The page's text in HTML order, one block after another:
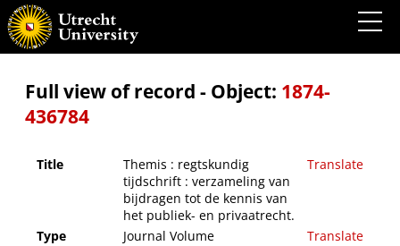
Themis : regtskundig tijdschrift : verzameling van bijdragen tot de kennis van het
publiek- en privaatrecht.
Full view of record - Object: 1874-
436784
Title
Themis : regtskundig
tijdschrift : verzameling van
bijdragen tot de kennis van
het publiek- en privaatrecht.
Translate
Type Journal Volume
Translate